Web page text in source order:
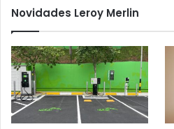
Novidades Leroy Merlin